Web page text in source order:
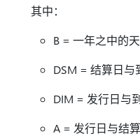
其中：
B = 一年之中的
DSM = 结算日与
DIM = 发行日与
A = 发行日与结